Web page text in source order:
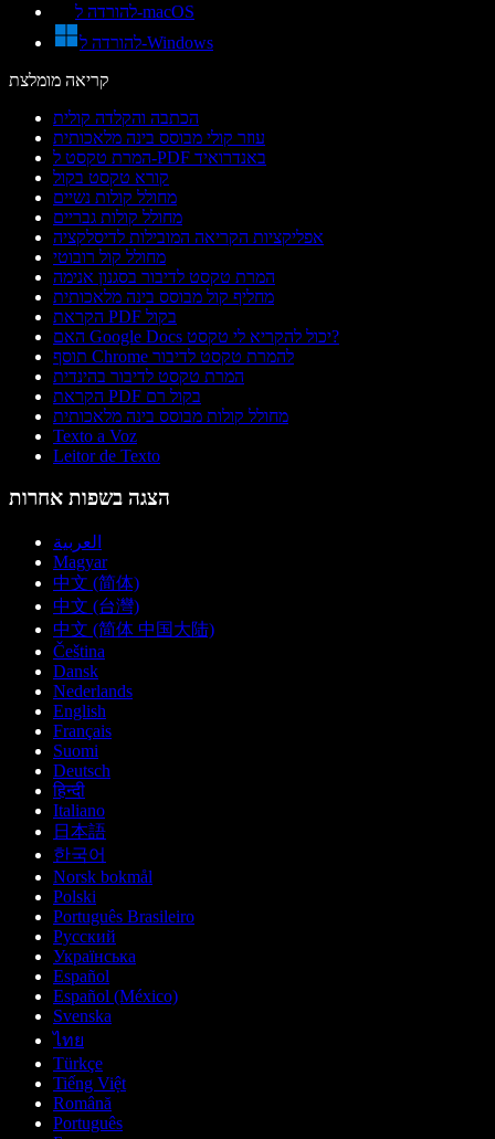
להורדה ל-macOS
להורדה ל-Windows
קריאה מומלצת
הכתבה והקלדה קולית
עוזר קולי מבוסס בינה מלאכותית
המרת טקסט ל-PDF באנדרואיד
קורא טקסט בקול
מחולל קולות נשיים
מחולל קולות גבריים
אפליקציות הקריאה המובילות לדיסלקציה
מחולל קול רובוטי
המרת טקסט לדיבור בסגנון אנימה
מחליף קול מבוסס בינה מלאכותית
הקראת PDF בקול
האם Google Docs יכול להקריא לי טקסט?
תוסף Chrome להמרת טקסט לדיבור
המרת טקסט לדיבור בהינדית
הקראת PDF בקול רם
מחולל קולות מבוסס בינה מלאכותית
Texto a Voz
Leitor de Texto
הצגה בשפות אחרות
العربية
Magyar
中文 (简体)
中文 (台灣)
中文 (简体 中国大陆)
Čeština
Dansk
Nederlands
English
Français
Suomi
Deutsch
हिन्दी
Italiano
日本語
한국어
Norsk bokmål
Polski
Português Brasileiro
Русский
Українська
Español
Español (México)
Svenska
ไทย
Türkçe
Tiếng Việt
Română
Português